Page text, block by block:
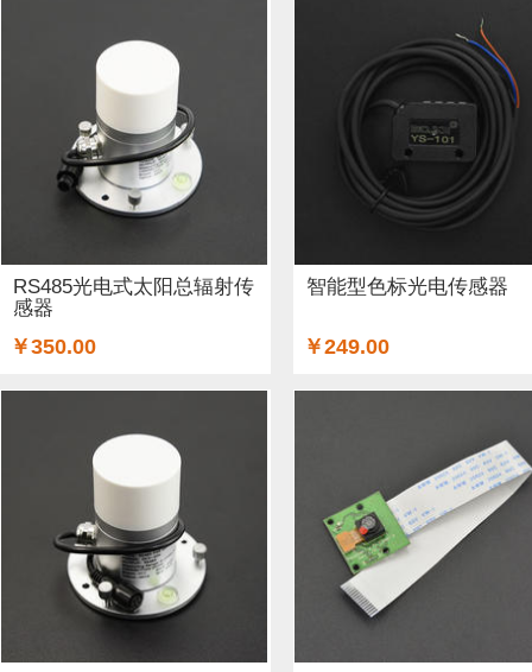
直流电机 (58) 运动传感器 (1)
其他电子器件 (3) 其他线材 (25) e-Health传感器 (2)
GSM/GPRS/GPS (3) 开关和按钮 (12) 3D 打印机耗材
适配器和连接器 (26) 传感器 (6) 喇叭 (1) 光线&图
二极管和三极管 (1)
步进电机 (4) 蓝牙 (3) 晶振 (1) 无刷电机 (1) 英伟
RS485光电式太阳总辐射传
感器
￥350.00
智能型色标光电传感器
￥249.00